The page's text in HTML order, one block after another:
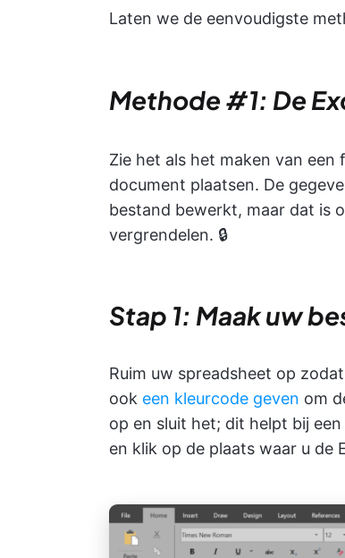
Laten we de eenvoudigste
Methode #1: De
Zie het als het maken van
document plaatsen. De
bestand bewerkt, maar dat is
vergrendelen. 🔒
Stap 1: Maak uw
Ruim uw spreadsheet op
ook een kleurcode geven om
op en sluit het; dit helpt bij
en klik op de plaats waar u